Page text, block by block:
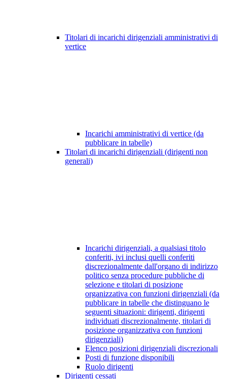
Titolari di incarichi dirigenziali amministrativi di
vertice
Incarichi amministrativi di vertice (da
pubblicare in tabelle)
Titolari di incarichi dirigenziali (dirigenti non
generali)
Incarichi dirigenziali, a qualsiasi titolo
conferiti, ivi inclusi quelli conferiti
discrezionalmente dall'organo di indirizzo
politico senza procedure pubbliche di
selezione e titolari di posizione
organizzativa con funzioni dirigenziali (da
pubblicare in tabelle che distinguano le
seguenti situazioni: dirigenti, dirigenti
individuati discrezionalmente, titolari di
posizione organizzativa con funzioni
dirigenziali)
Elenco posizioni dirigenziali discrezionali
Posti di funzione disponibili
Ruolo dirigenti
Dirigenti cessati